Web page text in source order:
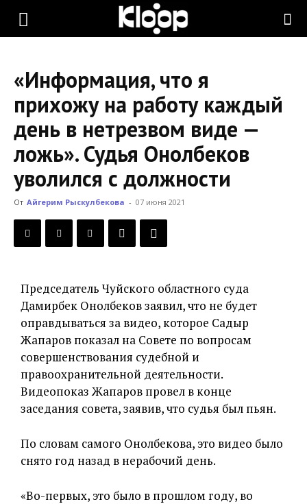
KLOOP.KG
Новости
Кыргызстана
«Информация, что я
прихожу на работу каждый
день в нетрезвом виде —
ложь». Судья Онолбеков
уволился с должности
От Айгерим Рыскулбекова - 07 июня 2021
Председатель Чуйского областного суда
Дамирбек Онолбеков заявил, что не будет
оправдываться за видео, которое Садыр
Жапаров показал на Совете по вопросам
совершенствования судебной и
правоохранительной деятельности.
Видеопоказ Жапаров провел в конце
заседания совета, заявив, что судья был пьян.
По словам самого Онолбекова, это видео было
снято год назад в нерабочий день.
«Во-первых, это было в прошлом году, во